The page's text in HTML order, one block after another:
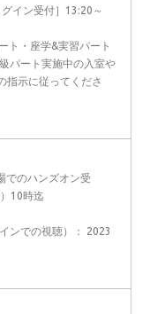
イン受付］13:20～
学&実習パート
パート実施中の入室や
指示に従ってくださ
でのハンズオン受
10時迄
ンでの視聴）： 2023